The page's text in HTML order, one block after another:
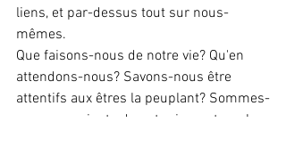
liens, et par-dessus tout sur nous-
mêmes.
Que faisons-nous de notre vie? Qu'en
attendons-nous? Savons-nous être
attentifs aux êtres la peuplant? Sommes-
nous conscients de notre impact sur la